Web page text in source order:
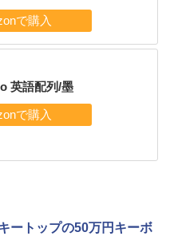
英語配列/墨
ートップの50万円キーボ